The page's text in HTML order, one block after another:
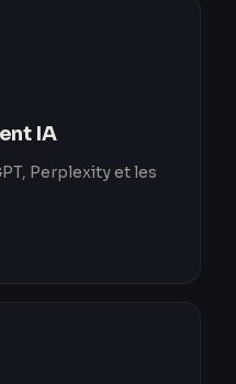
IA
Perplexity et les